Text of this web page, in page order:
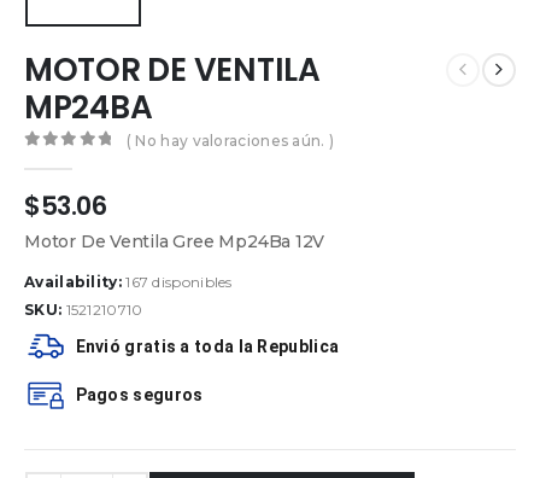
MOTOR DE VENTILA
MP24BA
( No hay valoraciones aún. )
$53.06
Motor De Ventila Gree Mp24Ba 12V
Availability:167 disponibles
SKU: 1521210710
Envió gratis a toda la Republica
Pagos seguros